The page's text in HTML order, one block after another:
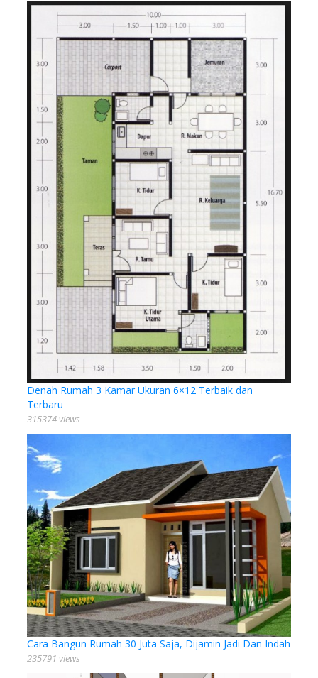
Denah Rumah 3 Kamar Ukuran 6×12 Terbaik dan
Terbaru
315374 views
Cara Bangun Rumah 30 Juta Saja, Dijamin Jadi Dan Indah
235791 views